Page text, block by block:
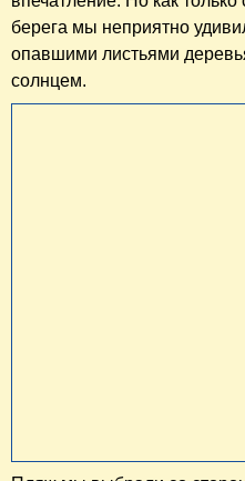
берега мы неприятно
опавшими листьями
солнцем.